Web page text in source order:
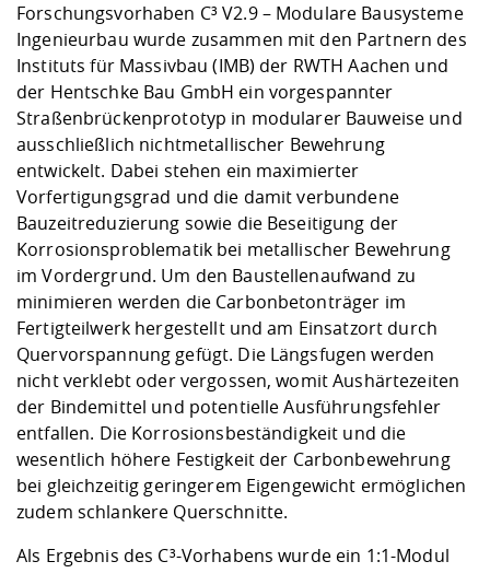
Forschungsvorhaben C³ V2.9 – Modulare Bausysteme
Ingenieurbau wurde zusammen mit den Partnern des
Instituts für Massivbau (IMB) der RWTH Aachen und
der Hentschke Bau GmbH ein vorgespannter
Straßenbrückenprototyp in modularer Bauweise und
ausschließlich nichtmetallischer Bewehrung
entwickelt. Dabei stehen ein maximierter
Vorfertigungsgrad und die damit verbundene
Bauzeitreduzierung sowie die Beseitigung der
Korrosionsproblematik bei metallischer Bewehrung
im Vordergrund. Um den Baustellenaufwand zu
minimieren werden die Carbonbetonträger im
Fertigteilwerk hergestellt und am Einsatzort durch
Quervorspannung gefügt. Die Längsfugen werden
nicht verklebt oder vergossen, womit Aushärtezeiten
der Bindemittel und potentielle Ausführungsfehler
entfallen. Die Korrosionsbeständigkeit und die
wesentlich höhere Festigkeit der Carbonbewehrung
bei gleichzeitig geringerem Eigengewicht ermöglichen
zudem schlankere Querschnitte.
Als Ergebnis des C³-Vorhabens wurde ein 1:1-Modul